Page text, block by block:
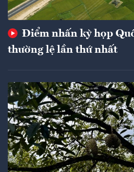
Điểm nhấn kỳ họp
thường lệ lần thứ nhất